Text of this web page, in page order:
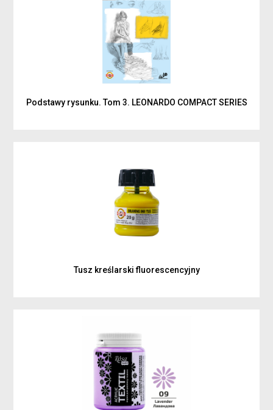
Podstawy rysunku. Tom 3. LEONARDO COMPACT SERIES
Tusz kreślarski fluorescencyjny